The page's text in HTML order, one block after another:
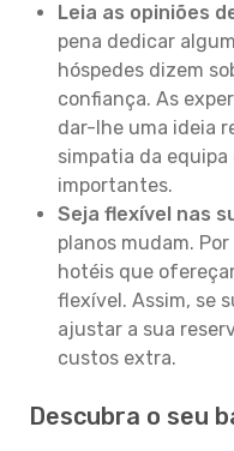
Leia as opiniões
pena dedicar
hóspedes dizem
confiança. As
dar-lhe uma ideia
simpatia da
importantes.
Seja flexível nas
planos mudam.
hotéis que
flexível. Assim, se
ajustar a sua
custos extra.
Descubra o seu